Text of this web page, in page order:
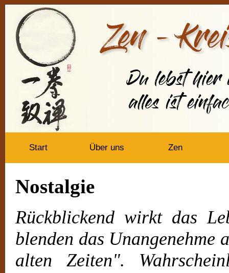
Start Über uns Zen
Nostalgie
Rückblickend wirkt das
blenden das Unangenehme
alten Zeiten".